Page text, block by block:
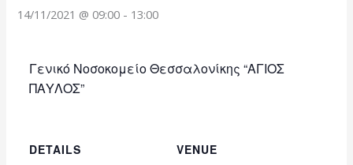
14/11/2021 @ 09:00 - 13:00
Γενικό Νοσοκομείο Θεσσαλονίκης “ΑΓΙΟΣ
ΠΑΥΛΟΣ”
DETAILS
VENUE